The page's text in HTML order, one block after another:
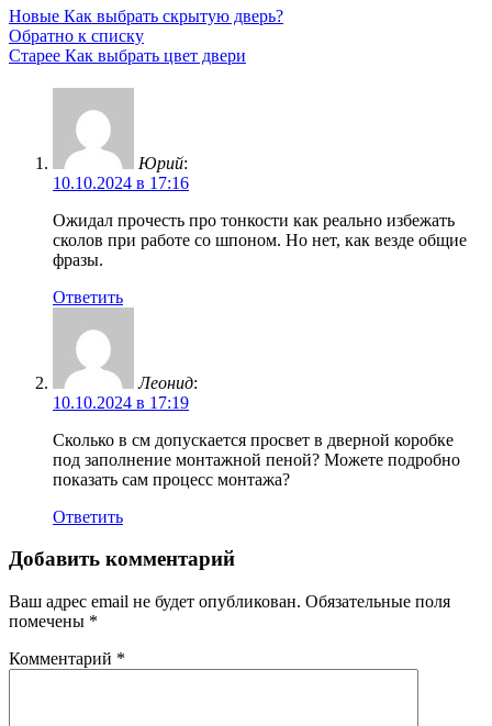
Новые Как выбрать скрытую дверь?
Обратно к списку
Старее Как выбрать цвет двери
Юрий:
10.10.2024 в 17:16
Ожидал прочесть про тонкости как реально избежать
сколов при работе со шпоном. Но нет, как везде общие
фразы.
Ответить
Леонид:
10.10.2024 в 17:19
Сколько в см допускается просвет в дверной коробке
под заполнение монтажной пеной? Можете подробно
показать сам процесс монтажа?
Ответить
Добавить комментарий
Ваш адрес email не будет опубликован. Обязательные поля
помечены *
Комментарий *